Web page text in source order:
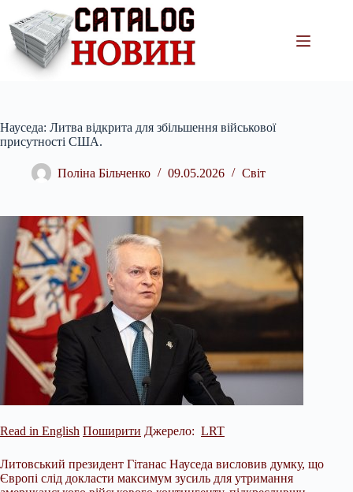
вмісту
Науседа: Литва відкрита для збільшення військової
присутності США.
Поліна Більченко 09.05.2026 Світ
Read in English Поширити Джерело: LRT
Литовський президент Гітанас Науседа висловив думку, що
Європі слід докласти максимум зусиль для утримання